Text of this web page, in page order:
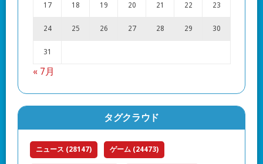
17 18 19 20 21 22 23
24 25 26 27 28 29 30
31
« 7月
タグクラウド
ニュース (28147) ゲーム (24473)